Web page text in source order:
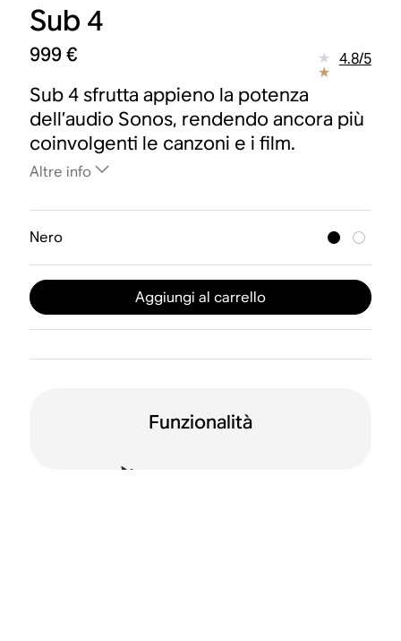
Sub 4
999 € 4.8/5
Sub 4 sfrutta appieno la potenza
dell’audio Sonos, rendendo ancora più
coinvolgenti le canzoni e i film.
Altre info
Nero
Aggiungi al carrello
Funzionalità